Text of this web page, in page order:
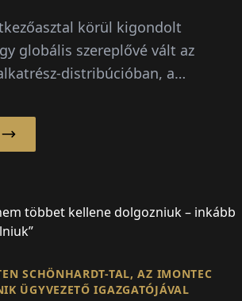
körül kigondolt
globális szereplővé vált az
distribúcióban, a
SCHÖNHARDT-TAL, AZ IMONTEC
ÜGYVEZETŐ IGAZGATÓJÁVAL